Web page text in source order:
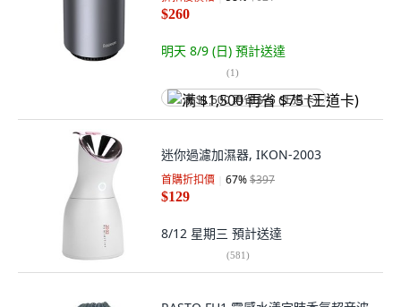
$260
明天 8/9 (日) 預計送達
(1)
满 $1,500 再省 $75 (王道卡)
迷你過濾加濕器, IKON-2003
首購折扣價 67%$397
$129
8/12 星期三 預計送達
(581)